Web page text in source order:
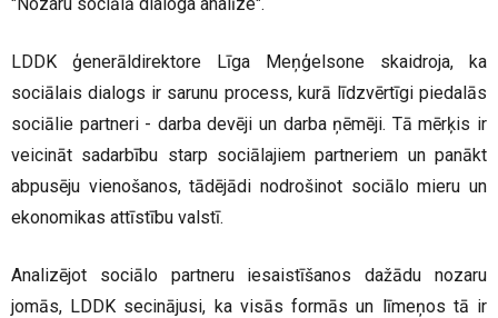
LDDK ģenerāldirektore Līga Meņģelsone skaidroja, ka
sociālais dialogs ir sarunu process, kurā līdzvērtīgi piedalās
sociālie partneri - darba devēji un darba ņēmēji. Tā mērķis ir
veicināt sadarbību starp sociālajiem partneriem un panākt
abpusēju vienošanos, tādējādi nodrošinot sociālo mieru un
ekonomikas attīstību valstī.
Analizējot sociālo partneru iesaistīšanos dažādu nozaru
jomās, LDDK secinājusi, ka visās formās un līmeņos tā ir